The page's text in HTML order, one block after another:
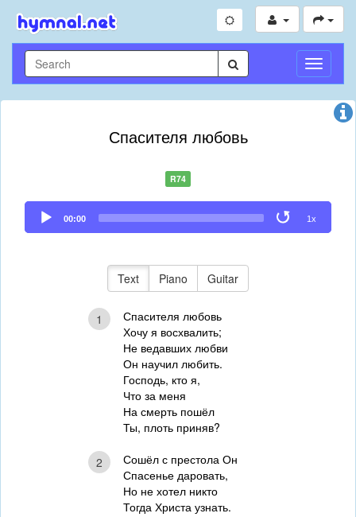
Toggle
Спасителя любовь
R74
Audio
Player
00:00 1x
Text Piano Guitar
1
Спасителя любовь
Хочу я восхвалить;
Не ведавших любви
Он научил любить.
Господь, кто я,
Что за меня
На смерть пошёл
Ты, плоть приняв?
2
Сошёл с престола Он
Спасенье даровать,
Но не хотел никто
Тогда Христа узнать.